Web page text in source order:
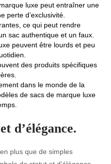
luxe peut entraîner une
perte d’exclusivité.
ce qui peut rendre
sac authentique et un faux.
peuvent être lourds et peu
des produits spécifiques
dans le monde de la
de sacs de marque luxe
d’élégance.
plus que de simples